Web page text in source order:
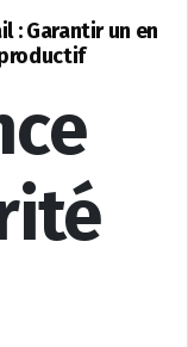
: Garantir un en